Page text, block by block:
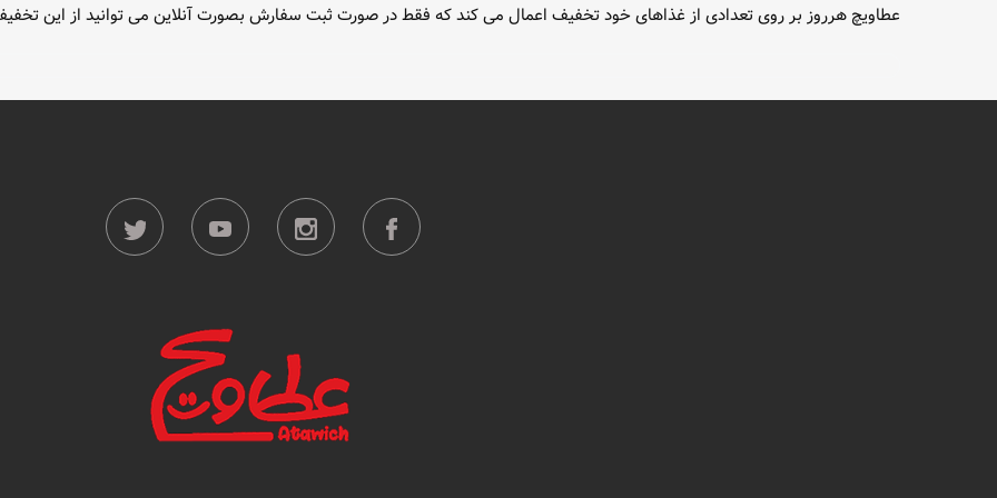
عطاویچ هرروز بر روی تعدادی از غذاهای خود تخفیف اعمال می کند که فقط در صورت ثبت سفارش بصورت آنلاین می توانید از این